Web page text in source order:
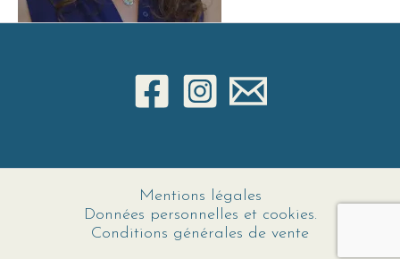
Mentions légales
Données personnelles et cookies.
Conditions générales de vente